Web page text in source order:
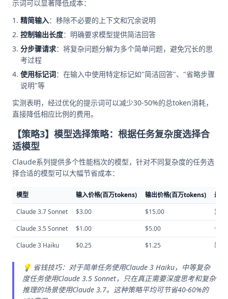
示词可以显著降低成本：
精简输入：移除不必要的上下文和冗余说明
控制输出长度：明确要求模型提供简洁回答
分步骤请求：将复杂问题分解为多个简单问题，避免冗长的思
考过程
使用标记词：在输入中使用特定标记如"简洁回答"、"省略步骤
说明"等
实测表明，经过优化的提示词可以减少30-50%的总token消耗，
直接降低相应比例的费用。
【策略3】模型选择策略：根据任务复杂度选择合
适模型
Claude系列提供多个性能档次的模型，针对不同复杂度的任务选
择合适的模型可以大幅节省成本：
模型 输入价格(百万tokens) 输出价格(百万tokens)
最适
Claude 3.7 Sonnet
$3.00 $15.00
复杂
Claude 3.5 Sonnet
$1.00 $5.00
一般
Claude 3 Haiku
$0.25 $1.25 简单
💡 省钱技巧：对于简单任务使用Claude 3 Haiku，中等复杂
度任务使用Claude 3.5 Sonnet，只在真正需要深度思考和复杂
推理的场景使用Claude 3.7。这种策略平均可节省40-60%的